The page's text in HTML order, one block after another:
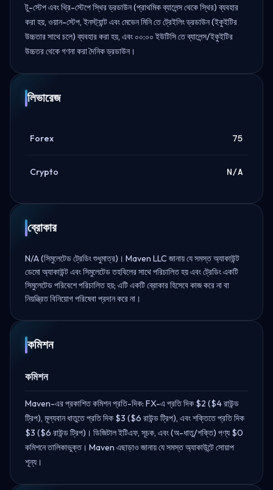
টু-স্টেপ এবং থ্রি-স্টেপে স্থির ড্রডাউন (প্রাথমিক ব্যালেন্স থেকে স্থির) ব্যবহার
করা হয়, ওয়ান-স্টেপ, ইনস্ট্যান্ট এবং মেভেন মিনি তে ট্রেইলিং ড্রডাউন (ইকুইটির
উচ্চতার সাথে চলে) ব্যবহার করা হয়, এবং ০০:০০ ইউটিসি তে ব্যালেন্স/ইকুইটির
উচ্চতর থেকে গণনা করা দৈনিক ড্রডাউন।
লিভারেজ
Forex 75
Crypto N/A
ব্রোকার
N/A (সিমুলেটেড ট্রেডিং শুধুমাত্র)। Maven LLC জানায় যে সমস্ত অ্যাকাউন্ট
ডেমো অ্যাকাউন্ট এবং সিমুলেটেড তহবিলের সাথে পরিচালিত হয় এবং ট্রেডিং একটি
সিমুলেটেড পরিবেশে পরিচালিত হয়; এটি একটি ব্রোকার হিসেবে কাজ করে না বা
নিয়ন্ত্রিত বিনিয়োগ পরিষেবা প্রদান করে না।
কমিশন
কমিশন
Maven-এর প্রকাশিত কমিশন প্রতি-দিক: FX-এ প্রতি দিক $2 ($4 রাউন্ড
ট্রিপ), মূল্যবান ধাতুতে প্রতি দিক $3 ($6 রাউন্ড ট্রিপ), এবং শক্তিতে প্রতি দিক
$3 ($6 রাউন্ড ট্রিপ)। ডিজিটাল ইটিএফ, সূচক, এবং (অ-ধাতু/শক্তি) পণ্য $0
কমিশনে তালিকাভুক্ত। Maven এছাড়াও জানায় যে সমস্ত অ্যাকাউন্টে সোয়াপ
শূন্য।